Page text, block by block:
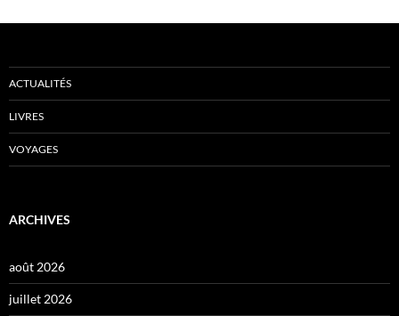
ACTUALITÉS
LIVRES
VOYAGES
ARCHIVES
août 2026
juillet 2026